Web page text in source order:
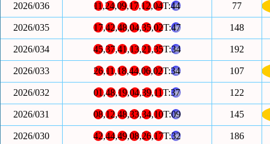
2026/036 11,24,09,17,12,04T:44 77
2026/035 17,42,48,04,35,02T:47 148
2026/034 45,37,41,13,21,35T:34 192
2026/033 26,11,18,44,06,02T:34 107
2026/032 01,48,19,04,39,11T:37 122
2026/031 08,12,48,33,34,10T:09 145
2026/030 42,44,49,08,26,17T:32 186